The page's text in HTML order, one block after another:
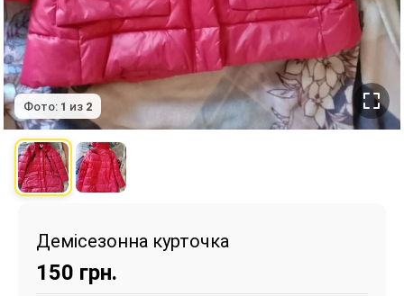
Фото: 1 из 2
Демісезонна курточка
150 грн.